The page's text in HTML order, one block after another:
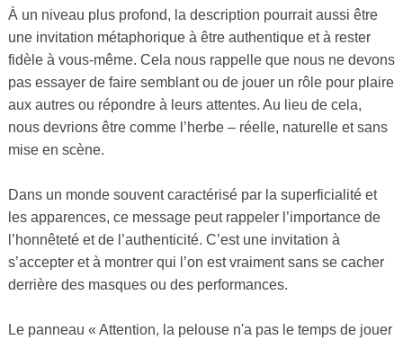
À un niveau plus profond, la description pourrait aussi être
une invitation métaphorique à être authentique et à rester
fidèle à vous-même. Cela nous rappelle que nous ne devons
pas essayer de faire semblant ou de jouer un rôle pour plaire
aux autres ou répondre à leurs attentes. Au lieu de cela,
nous devrions être comme l’herbe – réelle, naturelle et sans
mise en scène.
Dans un monde souvent caractérisé par la superficialité et
les apparences, ce message peut rappeler l’importance de
l’honnêteté et de l’authenticité. C’est une invitation à
s’accepter et à montrer qui l’on est vraiment sans se cacher
derrière des masques ou des performances.
Le panneau « Attention, la pelouse n'a pas le temps de jouer